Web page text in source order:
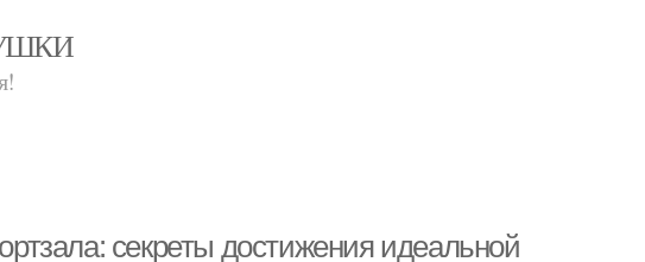
секреты достижения идеальной